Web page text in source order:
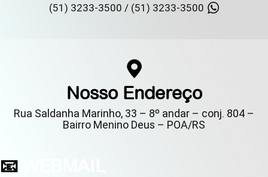
(51) 3233-3500 / (51) 3233-3500
Nosso Endereço
Rua Saldanha Marinho, 33 – 8º andar – conj. 804 –
Bairro Menino Deus – POA/RS
📧